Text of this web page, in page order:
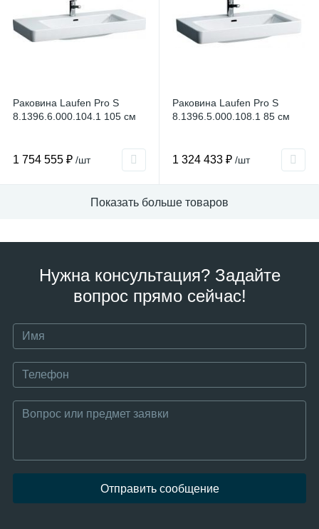
Раковина Laufen Pro S
8.1396.6.000.104.1 105 см
1 754 555 ₽ /шт
Раковина Laufen Pro S
8.1396.5.000.108.1 85 см
1 324 433 ₽ /шт
Показать больше товаров
Нужна консультация? Задайте
вопрос прямо сейчас!
Отправить сообщение